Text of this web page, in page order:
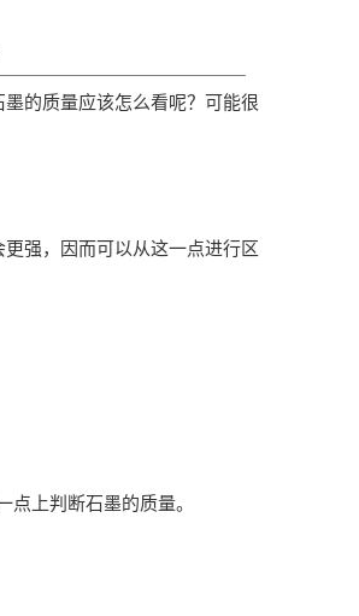
的质量应该怎么看呢？可能很
强，因而可以从这一点进行区
上判断石墨的质量。